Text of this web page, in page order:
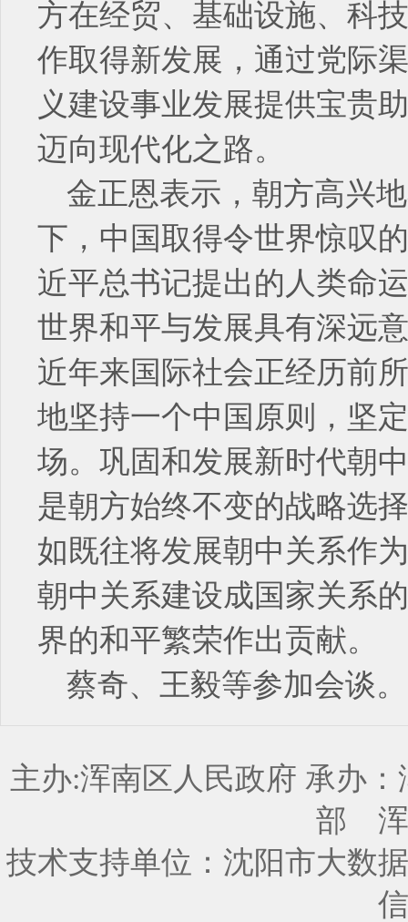
方在经贸、基础设施、科
作取得新发展，通过党际
义建设事业发展提供宝贵
迈向现代化之路。
金正恩表示，朝方高兴
下，中国取得令世界惊叹
近平总书记提出的人类命
世界和平与发展具有深远
近年来国际社会正经历前
地坚持一个中国原则，坚
场。巩固和发展新时代朝
是朝方始终不变的战略选
如既往将发展朝中关系作
朝中关系建设成国家关系
界的和平繁荣作出贡献。
蔡奇、王毅等参加会谈。
主办:浑南区人民政府 承办
部
技术支持单位：沈阳市大数